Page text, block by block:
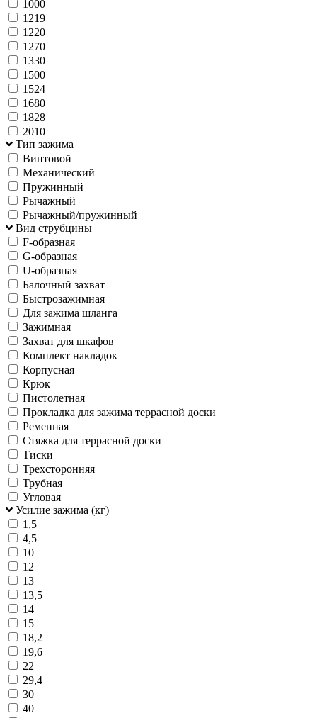
1000
1219
1220
1270
1330
1500
1524
1680
1828
2010
Тип зажима
Винтовой
Механический
Пружинный
Рычажный
Рычажный/пружинный
Вид струбцины
F-образная
G-образная
U-образная
Балочный захват
Быстрозажимная
Для зажима шланга
Зажимная
Захват для шкафов
Комплект накладок
Корпусная
Крюк
Пистолетная
Прокладка для зажима террасной доски
Ременная
Стяжка для террасной доски
Тиски
Трехсторонняя
Трубная
Угловая
Усилие зажима (кг)
1,5
4,5
10
12
13
13,5
14
15
18,2
19,6
22
29,4
30
40